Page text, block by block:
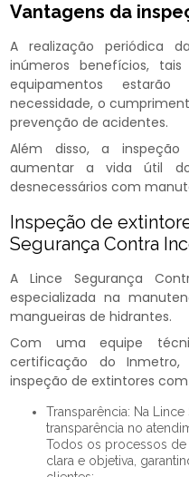
Vantagens da
A realização periódica
inúmeros benefícios,
equipamentos
necessidade, o
prevenção de acidentes.
Além disso, a
aumentar a vida útil
desnecessários com
Inspeção de
Segurança Contra
A Lince Segurança
especializada na
mangueiras de hidrantes.
Com uma equipe
certificação do
inspeção de extintores
Transparência: Na Lince Segurança Contra Incêndio, a
transparência no
Todos os processos
clara e objetiva,